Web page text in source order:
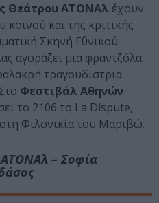
Θεάτρου ΑΤΟΝΑλ έχουν
κοινού και της κριτικής
Σκηνή Εθνικού
αγοράζει μια φραντζόλα
τραγουδίστρια
Φεστιβάλ Αθηνών
το 2106 το La Dispute,
Φιλονικία του Μαριβώ.
– Σοφία